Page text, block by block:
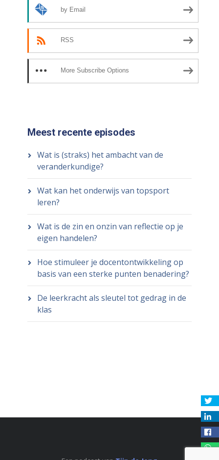
by Email
RSS
More Subscribe Options
Meest recente episodes
Wat is (straks) het ambacht van de
veranderkundige?
Wat kan het onderwijs van topsport
leren?
Wat is de zin en onzin van reflectie op je
eigen handelen?
Hoe stimuleer je docentontwikkeling op
basis van een sterke punten benadering?
De leerkracht als sleutel tot gedrag in de
klas